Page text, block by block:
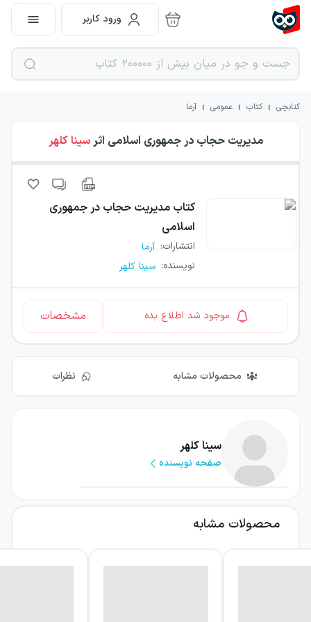
ورود کاربر
کتابچی › کتاب › عمومی › آرما
مدیریت حجاب در جمهوری اسلامی اثرسینا کلهر
کتاب مدیریت حجاب در جمهوری
اسلامی
انتشارات: آرما
نویسنده: سینا کلهر
موجود شد اطلاع بده مشخصات
محصولات مشابه نظرات
سینا کلهر
صفحه نویسنده
محصولات مشابه